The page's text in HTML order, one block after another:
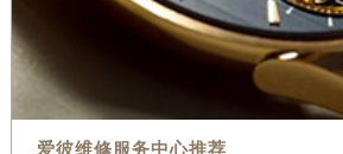
爱彼维修服务中心推荐